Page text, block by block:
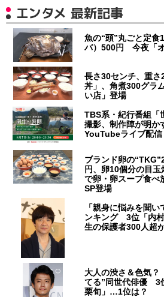
エンタメ 最新記事
魚の“頭”丸ごと定食
バ）500円 今夜「
長さ30センチ、重
丼」、角煮300グラ
い店」登場
TBS系・紀行番組
撮影、制作陣が明
YouTubeライブ配信
ブランド卵の
円、卵10個分の目
で卵・卵スープ食
SP登場
「親身に悩みを聞
ンキング 3位「内
生の保護者300人超
大人の渋さ＆色気
てる”同世代俳優 3
栗旬」…1位は？